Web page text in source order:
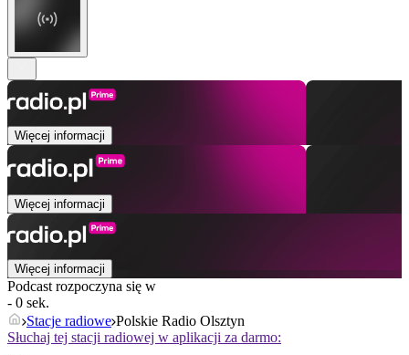
Więcej informacji
Więcej informacji
Więcej informacji
Podcast rozpoczyna się w
- 0 sek.
Stacje radiowe Polskie Radio Olsztyn
Słuchaj tej stacji radiowej w aplikacji za darmo: